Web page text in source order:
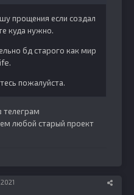
прощения если создал
куда нужно.
бд старого как мир
пожалуйста.
телеграм
любой старый проект